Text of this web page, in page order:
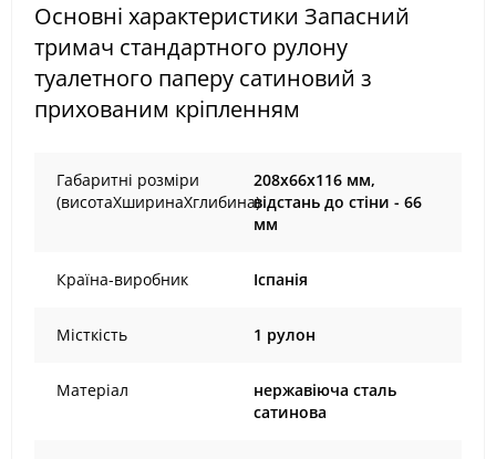
Основні характеристики Запасний
тримач стандартного рулону
туалетного паперу сатиновий з
прихованим кріпленням
Габаритні розміри
(висотаХширинаХглибина)
208х66х116 мм,
відстань до стіни - 66
мм
Країна-виробник Іспанія
Місткість 1 рулон
Матеріал
нержавіюча сталь
сатинова